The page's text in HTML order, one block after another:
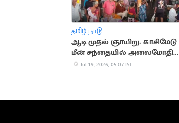
தமிழ் நாடு
ஆடி முதல் ஞாயிறு: காசிமேடு
மீன் சந்தையில் அலைமோதிய
மக்கள் கூட்டம்
Jul 19, 2026, 05:07 IST